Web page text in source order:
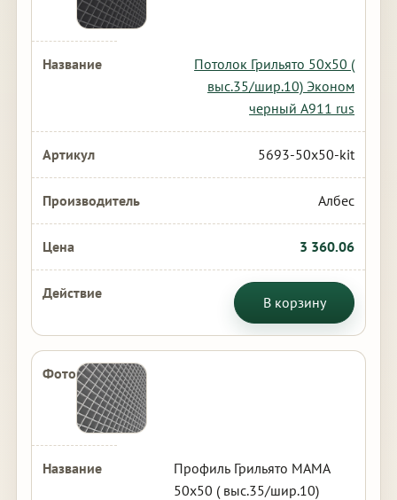
Потолок Грильято 50х50 (
выс.35/шир.10) Эконом
черный А911 rus
5693-50x50-kit
Албес
3 360.06
В корзину
Профиль Грильято МАМА
50х50 ( выс.35/шир.10)